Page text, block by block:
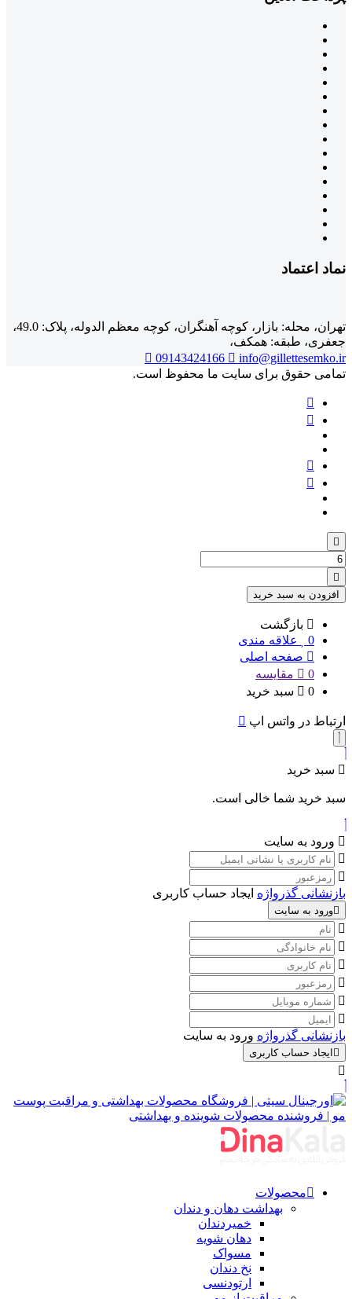
نماد اعتماد
تهران، محله: بازار، کوچه آهنگران، کوچه معظم الدوله، پلاک: 49.0،
جعفری، طبقه: همکف،
09143424166
info@gillettesemko.ir
تمامی حقوق برای سایت ما محفوظ است.
تعداد:
بالم
لب
فوراور
ALOE
LIPS
افزودن به سبد خرید
بازگشت
0
علاقه مندی
صفحه اصلی
0
مقایسه
0
سبد خرید
ارتباط در واتس اپ
سبد خرید
سبد خرید شما خالی است.
ورود به سایت
بازنشانی گذرواژه ایجاد حساب کاربری
ورود به سایت
بازنشانی گذرواژه ورود به سایت
ایجاد حساب کاربری
محصولات
بهداشت دهان و دندان
خمیردندان
دهان شویه
مسواک
نخ دندان
ارتودنسی